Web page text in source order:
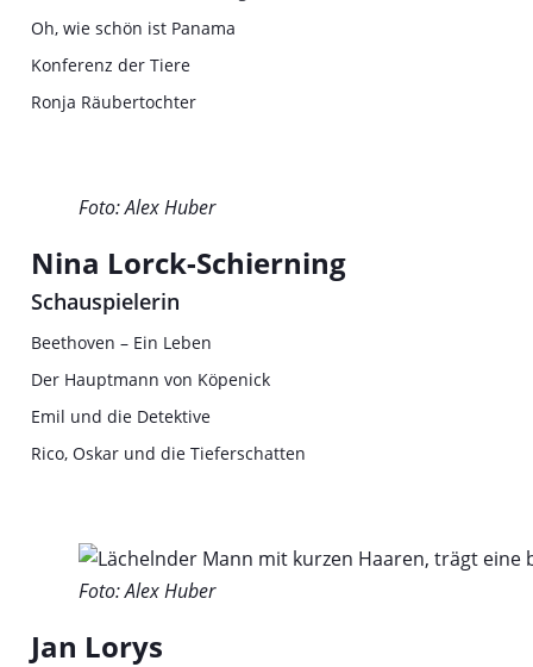
Oh, wie schön ist Panama
Konferenz der Tiere
Ronja Räubertochter
Foto: Alex Huber
Nina Lorck-Schierning
Schauspielerin
Beethoven – Ein Leben
Der Hauptmann von Köpenick
Emil und die Detektive
Rico, Oskar und die Tieferschatten
Foto: Alex Huber
Jan Lorys